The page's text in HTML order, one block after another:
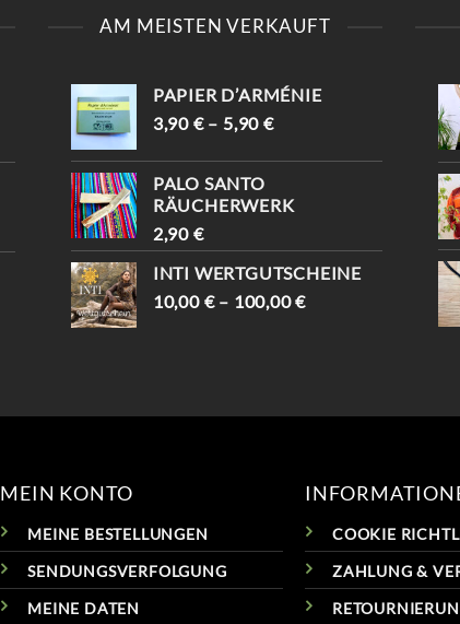
070 WIEN ] UND E
-10% WARTEN AUF D
ICH (MIT „INSTAGRAM“) 

#VINTAGESHOPVIENNA #
VINTAGEWIEN #
VINTAGESTOREVIENNA #
INTISHOPVIENNA #
ETHNOSTYLE
TRAUMFÄNGER ✨ SAG,
UND BEKOMMST -10%😍
📍KAISERSTRASSE 8, 1070 W
IEN #TRAUMFÄNGER #
VINTAGEVIENNA #
AM MEISTEN VERKAUFT
PAPIER D’ARMÉNIE
3,90 €– 5,90€
PALO SANTO
RÄUCHERWERK
2,90 €
INTI WERTGUTSCHEINE
10,00 €– 100,00€
MEIN KONTO
MEINE BESTELLUNGEN
SENDUNGSVERFOLGUNG
MEINE DATEN
COOKIE
ZAHLUNG &